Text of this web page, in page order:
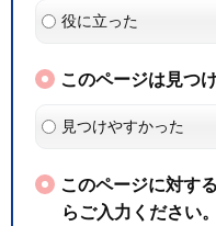
役に立った
このページは見つ
見つけやすかった
このページに対す
らご入力ください